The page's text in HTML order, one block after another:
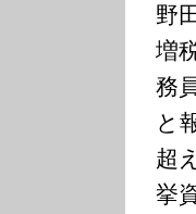
野
増
務
と
超
挙